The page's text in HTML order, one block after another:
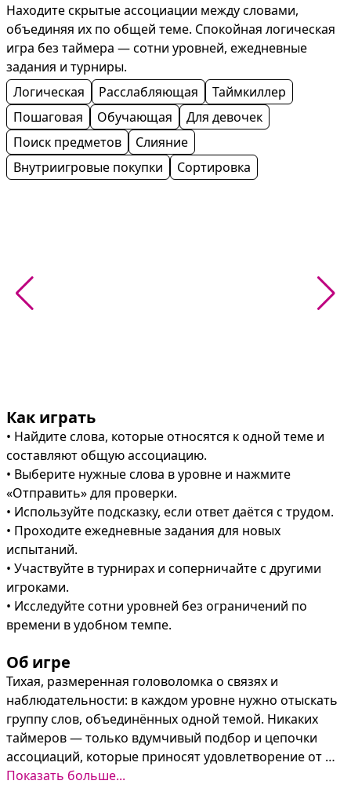
Находите скрытые ассоциации между словами,
объединяя их по общей теме. Спокойная логическая
игра без таймера — сотни уровней, ежедневные
задания и турниры.
Логическая
Расслабляющая
Таймкиллер
Пошаговая
Обучающая
Для девочек
Поиск предметов
Слияние
Внутриигровые покупки
Сортировка
Как играть
• Найдите слова, которые относятся к одной теме и
составляют общую ассоциацию.
• Выберите нужные слова в уровне и нажмите
«Отправить» для проверки.
• Используйте подсказку, если ответ даётся с трудом.
• Проходите ежедневные задания для новых
испытаний.
• Участвуйте в турнирах и соперничайте с другими
игроками.
• Исследуйте сотни уровней без ограничений по
времени в удобном темпе.
Об игре
Тихая, размеренная головоломка о связях и
наблюдательности: в каждом уровне нужно отыскать
группу слов, объединённых одной темой. Никаких
таймеров — только вдумчивый подбор и цепочки
ассоциаций, которые приносят удовлетворение от
каждой разгаданной группы.
Показать больше...